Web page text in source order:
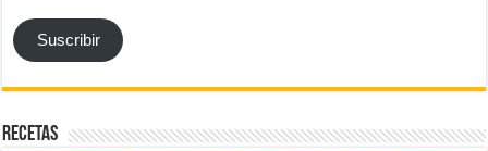
Suscribir
Recetas